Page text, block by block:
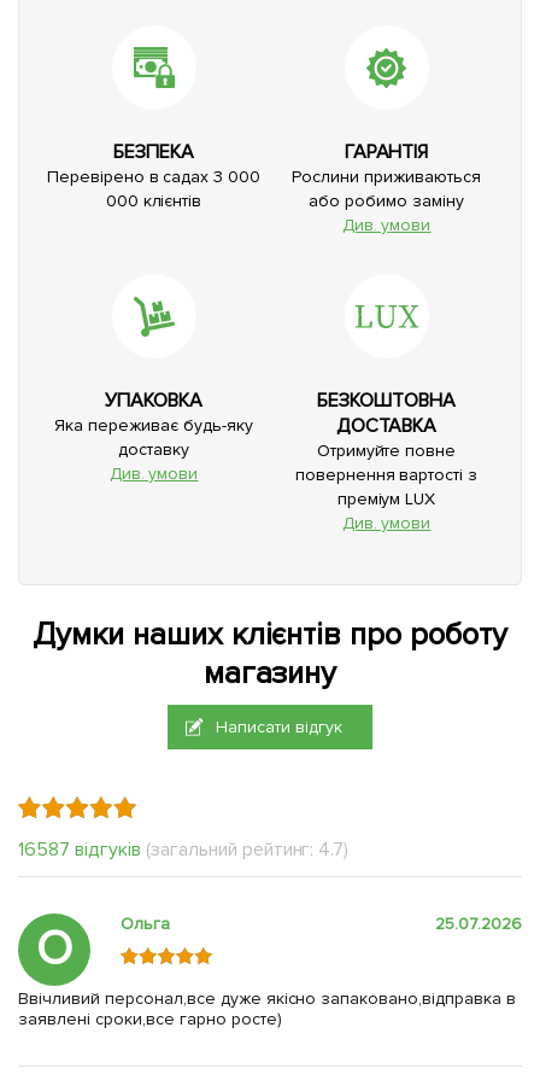
БЕЗПЕКА
Перевірено в садах 3 000
000 клієнтів
ГАРАНТІЯ
Рослини приживаються
або робимо заміну
Див. умови
УПАКОВКА
Яка переживає будь-яку
доставку
Див. умови
БЕЗКОШТОВНА
ДОСТАВКА
Отримуйте повне
повернення вартості з
преміум LUX
Див. умови
Думки наших клієнтів про роботу
магазину
Написати відгук
16587 відгуків (загальний рейтинг: 4.7)
О Ольга 25.07.2026
Ввічливий персонал,все дуже якісно запаковано,відправка в
заявлені сроки,все гарно росте)